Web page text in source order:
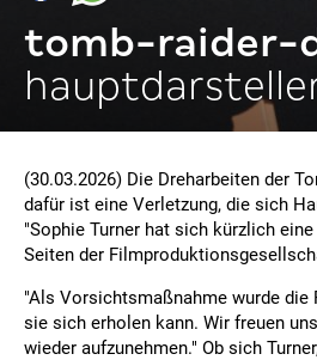
tomb-raider-
(30.03.2026) Die Dreharbeiten der
dafür ist eine Verletzung, die sich
"Sophie Turner hat sich kürzlich
Seiten der
"Als Vorsichtsmaßnahme wurde die
sie sich erholen kann. Wir freuen
wieder aufzunehmen." Ob sich